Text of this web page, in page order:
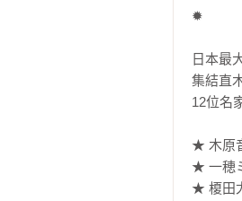
✹
日本最
集結直
12位名
★ 木原
★ 一穂
★ 榎田